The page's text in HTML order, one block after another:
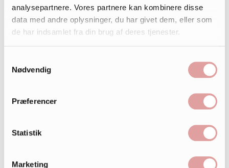
analysepartnere. Vores partnere kan kombinere disse
data med andre oplysninger, du har givet dem, eller som
de har indsamlet fra din brug af deres tjenester.
Nødvendig
Præferencer
Statistik
Marketing